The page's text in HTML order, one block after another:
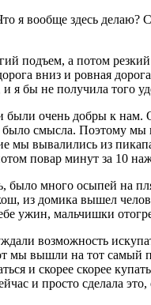
я вообще здесь
подъем, а потом
вниз и ровная
бы не получила того
очень добры к
смысла. Поэтому мы
вывалились из
повар минут за 10
было много осыпей на
из домика вышел
ужин, мальчишки
возможность
мы вышли на тот самый
и скорее скорее
и просто сделала